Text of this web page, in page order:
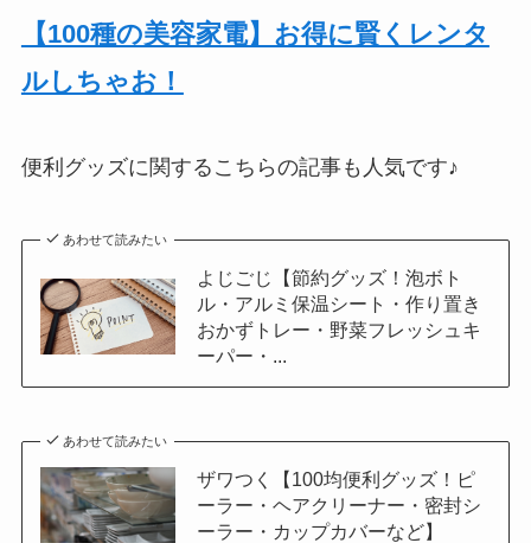
【100種の美容家電】お得に賢くレンタ
ルしちゃお！
便利グッズに関するこちらの記事も人気です♪
あわせて読みたい
よじごじ【節約グッズ！泡ボト
ル・アルミ保温シート・作り置き
おかずトレー・野菜フレッシュキ
ーパー・...
あわせて読みたい
ザワつく【100均便利グッズ！ピ
ーラー・ヘアクリーナー・密封シ
ーラー・カップカバーなど】